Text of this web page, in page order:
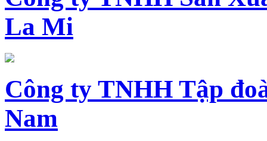
La Mi
Công ty TNHH Tập
Nam